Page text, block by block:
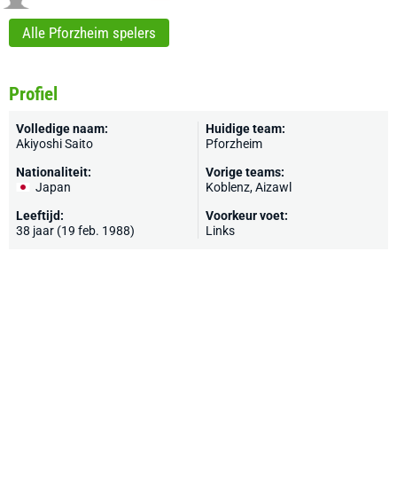
Alle Pforzheim spelers
Profiel
Volledige naam:
Akiyoshi Saito
Nationaliteit:
Japan
Leeftijd:
38 jaar (19 feb. 1988)
Huidige team:
Pforzheim
Vorige teams:
Koblenz, Aizawl
Voorkeur voet:
Links